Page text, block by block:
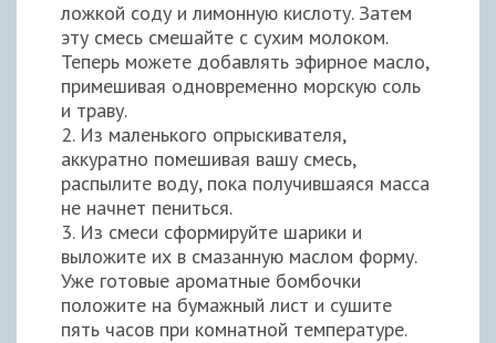
ложкой соду и лимонную кислоту. Затем
эту смесь смешайте с сухим молоком.
Теперь можете добавлять эфирное масло,
примешивая одновременно морскую соль
и траву.
2. Из маленького опрыскивателя,
аккуратно помешивая вашу смесь,
распылите воду, пока получившаяся масса
не начнет пениться.
3. Из смеси сформируйте шарики и
выложите их в смазанную маслом форму.
Уже готовые ароматные бомбочки
положите на бумажный лист и сушите
пять часов при комнатной температуре.